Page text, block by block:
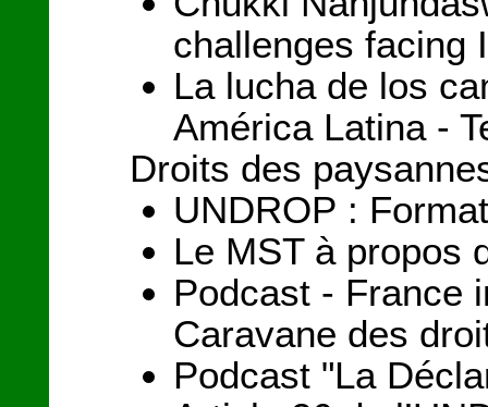
challenges facing
La lucha de los
América Latina -
Droits des
UNDROP :
Le MST à propos
Podcast - France
Caravane des
Podcast "La